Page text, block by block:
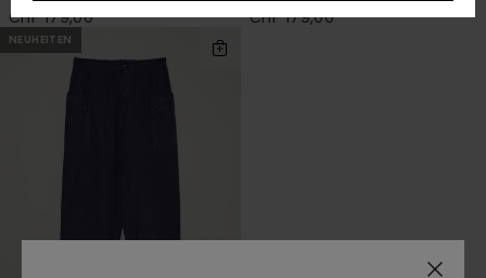
CHF 179,00 CHF 179,00
NEUHEITEN